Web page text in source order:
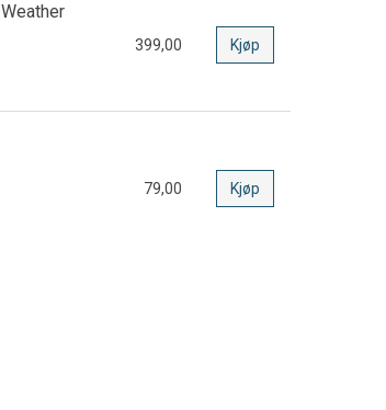
399,00 Kjøp
79,00 Kjøp